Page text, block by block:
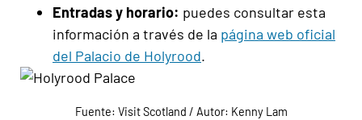
Entradas y horario: puedes consultar esta
información a través de la página web oficial
del Palacio de Holyrood.
Fuente: Visit Scotland / Autor: Kenny Lam